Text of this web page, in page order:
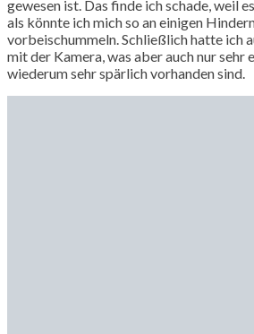
gewesen ist. Das finde ich schade, weil
als könnte ich mich so an einigen
vorbeischummeln. Schließlich hatte ich
mit der Kamera, was aber auch nur
wiederum sehr spärlich vorhanden sind.